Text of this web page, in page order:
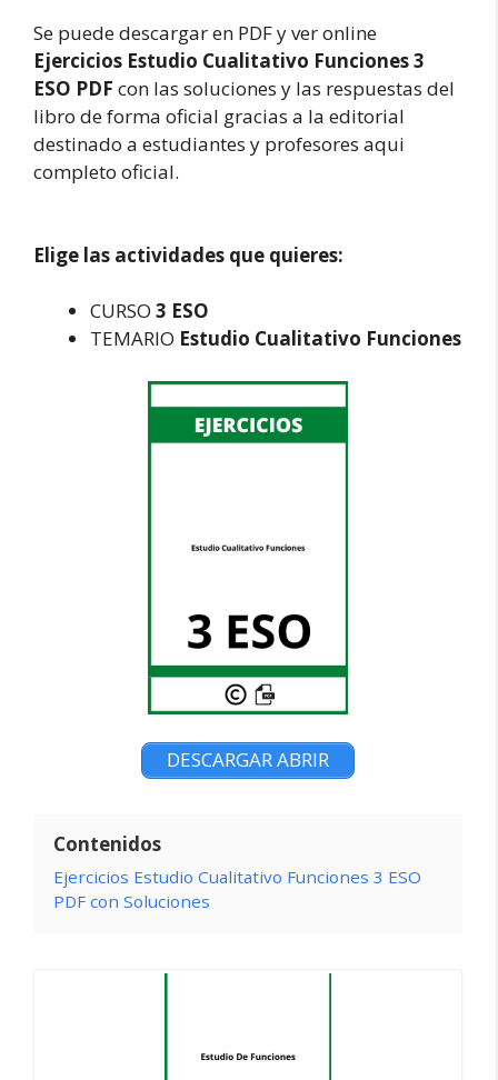
Se puede descargar en PDF y ver online
Ejercicios Estudio Cualitativo Funciones 3
ESO PDF con las soluciones y las respuestas del
libro de forma oficial gracias a la editorial
destinado a estudiantes y profesores aqui
completo oficial.
Elige las actividades que quieres:
CURSO 3 ESO
TEMARIO Estudio Cualitativo Funciones
DESCARGAR ABRIR
Contenidos
Ejercicios Estudio Cualitativo Funciones 3 ESO
PDF con Soluciones